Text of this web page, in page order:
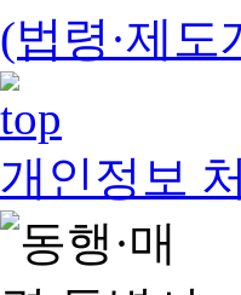
(법령·제도
개인정보